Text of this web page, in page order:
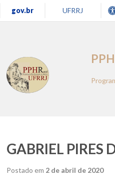
gov.br UFRRJ
GABRIEL PIRES
Postado em 2 de abril de 2020